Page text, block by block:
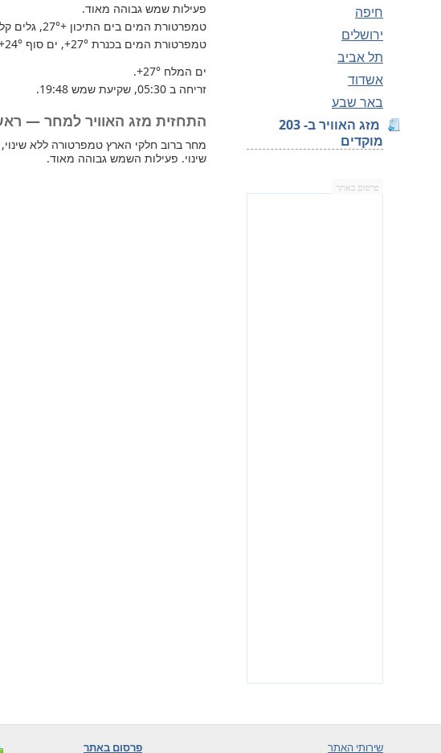
חיפה
ירושלים
תל אביב
אשדוד
באר שבע
מזג האוויר ב- 203
מוקדים
פרסום באתר
פעילות שמש גבוהה מאוד.
טמפרטורת המים בים התיכון +27°
, גלים
טמפרטורת המים בכנרת +27°, ים סוף
ים המלח +27°
.
זריחה ב 05:30, שקיעת שמש 19:48.
התחזית מזג האוויר למחר — ראשון, 28
שינוי. פעילות השמש גבוהה מאוד.
שירותי האתר פרסום באתר